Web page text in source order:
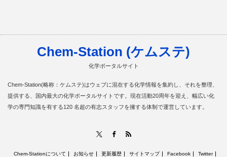
Chem-Station (ケムステ)
化学ポータルサイト
Chem-Station(略称：ケムステ)はウェブに混在する化学情報を集約し、それを整理、
提供する、国内最大の化学ポータルサイトです。現在活動20周年を迎え、幅広い化
学の専門知識を有する120 名超の有志スタッフを擁する体制で運営しています。
Facebook
Chem-Stationについて お知らせ 更新履歴 サイトマップ Facebook Twitter